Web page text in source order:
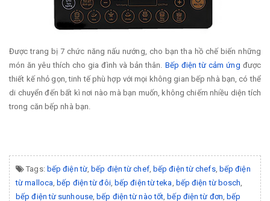
Được trang bị 7 chức năng nấu nướng, cho bạn tha hồ chế biến những
món ăn yêu thích cho gia đình và bản thân. Bếp điện từ cảm ứng được
thiết kế nhỏ gọn, tinh tế phù hợp với mọi không gian bếp nhà bạn, có thể
di chuyển đến bất kì nơi nào mà bạn muốn, không chiếm nhiều diện tích
trong căn bếp nhà bạn.
Tags: bếp điện từ,bếp điện từ chef, bếp điện từ chefs, bếp điện
từ malloca ,bếp điện từ đôi, bếp điện từ teka bếp điện từ bosch
bếp điện từ sunhouse ,bếp điện từ nào tốt ,bếp điện từ đơn ,bếp